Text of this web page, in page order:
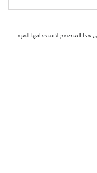
هذا المتصفح لاستخدامها المرة